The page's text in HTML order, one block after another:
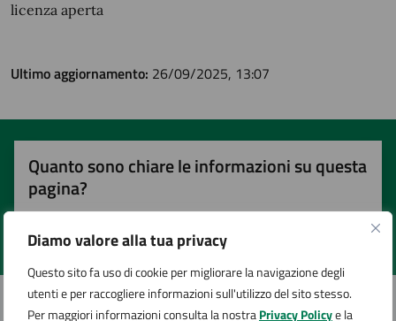
Diamo valore alla tua privacy
Questo sito fa uso di cookie per migliorare la navigazione degli
utenti e per raccogliere informazioni sull'utilizzo del sito stesso.
Per maggiori informazioni consulta la nostraPrivacy Policye la
licenza aperta
Ultimo aggiornamento: 26/09/2025, 13:07
Quanto sono chiare le informazioni su questa
pagina?
Valuta 5 stelle su 5
Valuta 4 stelle su 5
Valuta 3 stelle su 5
Valuta 2 stelle su 5
Valuta 1 stelle su 5